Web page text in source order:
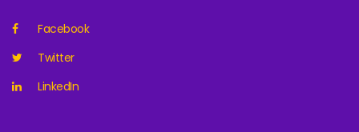
Facebook
Twitter
LinkedIn